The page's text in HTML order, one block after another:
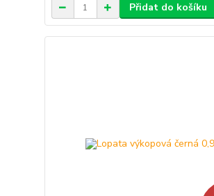
Přidat do košíku